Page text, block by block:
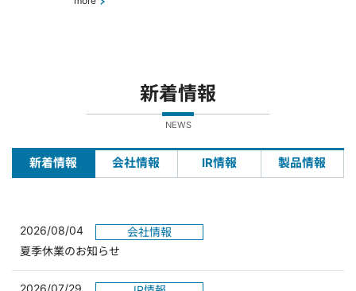
新着情報
NEWS
新着情報 会社情報 IR情報 製品情報
2026/08/04
会社情報
夏季休業のお知らせ
2026/07/29